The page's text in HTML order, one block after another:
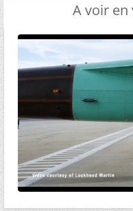
A voir en